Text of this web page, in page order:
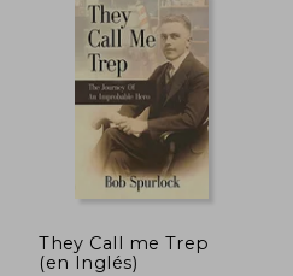
50%
dcto. $ 1.082
They Call me Trep
(en Inglés)